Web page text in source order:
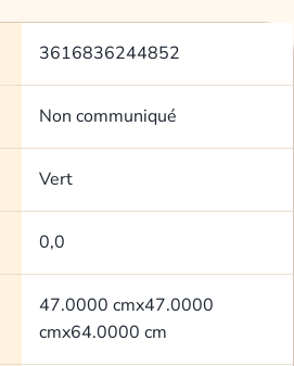
3616836244852
Non communiqué
Vert
0,0
47.0000 cmx47.0000
cmx64.0000 cm